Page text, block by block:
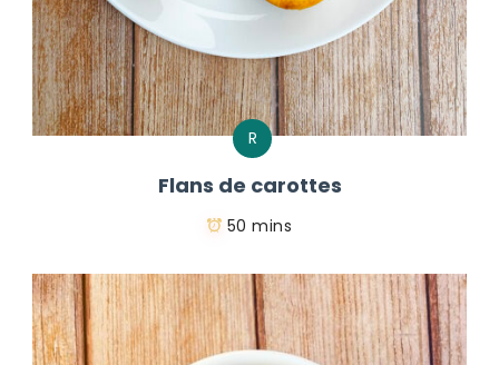
R
Flans de carottes
50 mins